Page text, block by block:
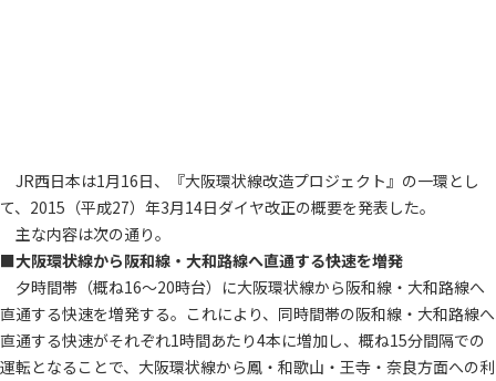
JR西日本は1月16日、『大阪環状線改造プロジェクト』の一環とし
て、2015（平成27）年3月14日ダイヤ改正の概要を発表した。
主な内容は次の通り。
■大阪環状線から阪和線・大和路線へ直通する快速を増発
夕時間帯（概ね16～20時台）に大阪環状線から阪和線・大和路線へ
直通する快速を増発する。これにより、同時間帯の阪和線・大和路線へ
直通する快速がそれぞれ1時間あたり4本に増加し、概ね15分間隔での
運転となることで、大阪環状線から鳳・和歌山・王寺・奈良方面への利